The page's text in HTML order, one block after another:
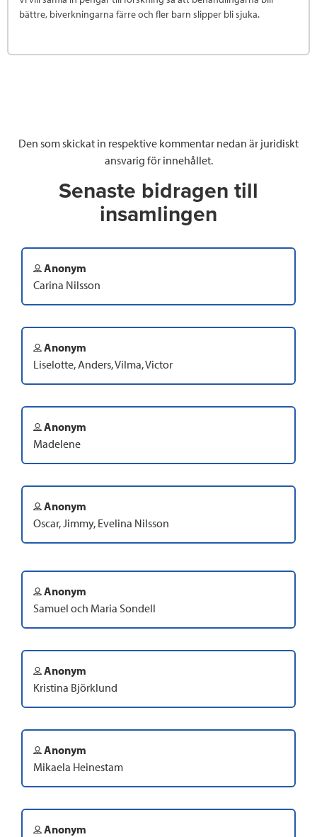
bättre, biverkningarna färre och fler barn slipper bli sjuka.
Den som skickat in respektive kommentar nedan är juridiskt
ansvarig för innehållet.
Senaste bidragen till
insamlingen
Anonym
Carina Nilsson
Anonym
Liselotte, Anders, Vilma, Victor
Anonym
Madelene
Anonym
Oscar, Jimmy, Evelina Nilsson
Anonym
Samuel och Maria Sondell
Anonym
Kristina Björklund
Anonym
Mikaela Heinestam
Anonym